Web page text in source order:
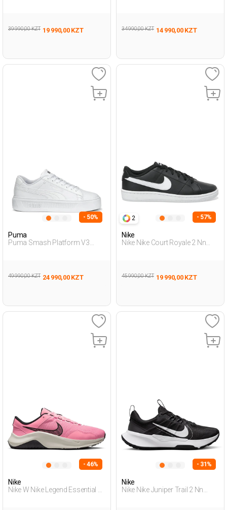
39 990,00 KZT 19 990,00 KZT 34 990,00 KZT 14 990,00 KZT
- 50%
Puma
Puma Smash Platform V3
49 990,00 KZT 24 990,00 KZT
2 - 57%
Nike
Nike Nike Court Royale 2 Nn
45 990,00 KZT 19 990,00 KZT
- 46%
Nike
Nike W Nike Legend Essential 3
- 31%
Nike
Nike Nike Juniper Trail 2 Nn